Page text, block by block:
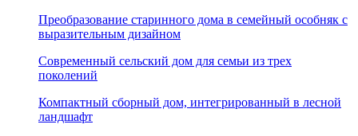
Преобразование старинного дома в семейный особняк с
выразительным дизайном
Современный сельский дом для семьи из трех
поколений
Компактный сборный дом, интегрированный в лесной
ландшафт